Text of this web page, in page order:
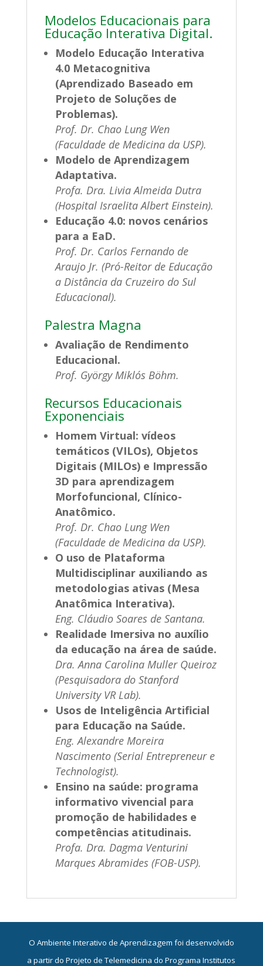
Modelos Educacionais para
Educação Interativa Digital.
Modelo Educação Interativa
4.0 Metacognitiva
(Aprendizado Baseado em
Projeto de Soluções de
Problemas).
Prof. Dr. Chao Lung Wen
(Faculdade de Medicina da USP).
Modelo de Aprendizagem
Adaptativa.
Profa. Dra. Livia Almeida Dutra
(Hospital Israelita Albert Einstein).
Educação 4.0: novos cenários
para a EaD.
Prof. Dr. Carlos Fernando de
Araujo Jr. (Pró-Reitor de Educação
a Distância da Cruzeiro do Sul
Educacional).
Palestra Magna
Avaliação de Rendimento
Educacional.
Prof. György Miklós Böhm.
Recursos Educacionais
Exponenciais
Homem Virtual: vídeos
temáticos (VILOs), Objetos
Digitais (MILOs) e Impressão
3D para aprendizagem
Morfofuncional, Clínico-
Anatômico.
Prof. Dr. Chao Lung Wen
(Faculdade de Medicina da USP).
O uso de Plataforma
Multidisciplinar auxiliando as
metodologias ativas (Mesa
Anatômica Interativa).
Eng. Cláudio Soares de Santana.
Realidade Imersiva no auxílio
da educação na área de saúde.
Dra. Anna Carolina Muller Queiroz
(Pesquisadora do Stanford
University VR Lab).
Usos de Inteligência Artificial
para Educação na Saúde.
Eng. Alexandre Moreira
Nascimento (Serial Entrepreneur e
Technologist).
Ensino na saúde: programa
informativo vivencial para
promoção de habilidades e
competências atitudinais.
Profa. Dra. Dagma Venturini
Marques Abramides (FOB-USP).
O Ambiente Interativo de Aprendizagem foi desenvolvido
a partir do Projeto de Telemedicina do Programa Institutos